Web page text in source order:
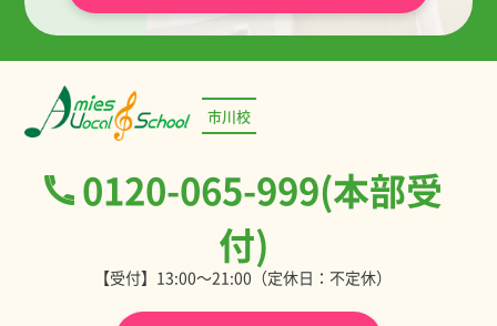
市川校
0120-065-999(本部受
付)
【受付】13:00～21:00（定休日：不定休）